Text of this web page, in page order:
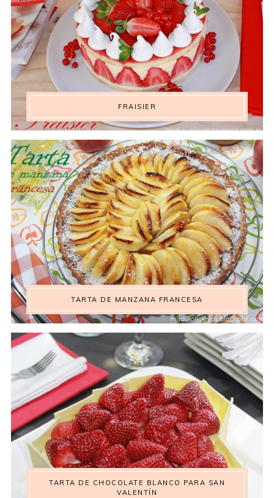
FRAISIER
TARTA DE MANZANA FRANCESA
TARTA DE CHOCOLATE BLANCO PARA SAN
VALENTÍN